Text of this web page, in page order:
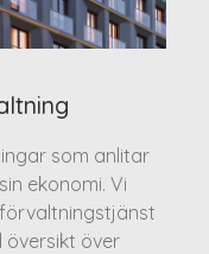
som anlitar
ekonomi. Vi
översikt över